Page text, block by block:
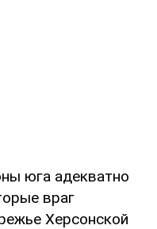
юга адекватно
враг
Херсонской